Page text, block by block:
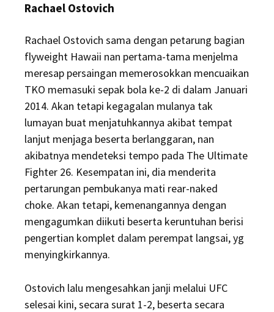
Rachael Ostovich
Rachael Ostovich sama dengan petarung bagian
flyweight Hawaii nan pertama-tama menjelma
meresap persaingan memerosokkan mencuaikan
TKO memasuki sepak bola ke-2 di dalam Januari
2014. Akan tetapi kegagalan mulanya tak
lumayan buat menjatuhkannya akibat tempat
lanjut menjaga beserta berlanggaran, nan
akibatnya mendeteksi tempo pada The Ultimate
Fighter 26. Kesempatan ini, dia menderita
pertarungan pembukanya mati rear-naked
choke. Akan tetapi, kemenangannya dengan
mengagumkan diikuti beserta keruntuhan berisi
pengertian komplet dalam perempat langsai, yg
menyingkirkannya.
Ostovich lalu mengesahkan janji melalui UFC
selesai kini, secara surat 1-2, beserta secara